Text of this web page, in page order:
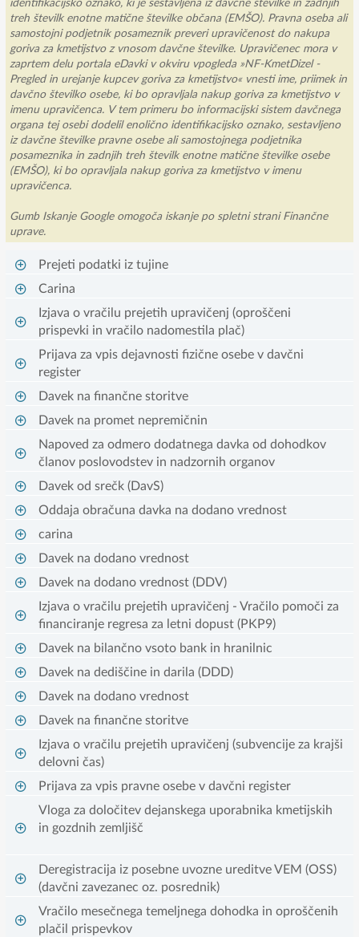
identifikacijsko oznako, ki je sestavljena iz davčne številke in zadnjih
treh številk enotne matične številke občana (EMŠO). Pravna oseba ali
samostojni podjetnik posameznik preveri upravičenost do nakupa
goriva za kmetijstvo z vnosom davčne številke. Upravičenec mora v
zaprtem delu portala eDavki v okviru vpogleda »NF-KmetDizel -
Pregled in urejanje kupcev goriva za kmetijstvo« vnesti ime, priimek in
davčno številko osebe, ki bo opravljala nakup goriva za kmetijstvo v
imenu upravičenca. V tem primeru bo informacijski sistem davčnega
organa tej osebi dodelil enolično identifikacijsko oznako, sestavljeno
iz davčne številke pravne osebe ali samostojnega podjetnika
posameznika in zadnjih treh številk enotne matične številke osebe
(EMŠO), ki bo opravljala nakup goriva za kmetijstvo v imenu
upravičenca.
Gumb Iskanje Google omogoča iskanje po spletni strani Finančne
uprave.
Prejeti podatki iz tujine
Carina
Izjava o vračilu prejetih upravičenj (oproščeni
prispevki in vračilo nadomestila plač)
Prijava za vpis dejavnosti fizične osebe v davčni
register
Davek na finančne storitve
Davek na promet nepremičnin
Napoved za odmero dodatnega davka od dohodkov
članov poslovodstev in nadzornih organov
Davek od srečk (DavS)
Oddaja obračuna davka na dodano vrednost
carina
Davek na dodano vrednost
Davek na dodano vrednost (DDV)
Izjava o vračilu prejetih upravičenj - Vračilo pomoči za
financiranje regresa za letni dopust (PKP9)
Davek na bilančno vsoto bank in hranilnic
Davek na dediščine in darila (DDD)
Davek na dodano vrednost
Davek na finančne storitve
Izjava o vračilu prejetih upravičenj (subvencije za krajši
delovni čas)
Prijava za vpis pravne osebe v davčni register
Vloga za določitev dejanskega uporabnika kmetijskih
in gozdnih zemljišč
Deregistracija iz posebne uvozne ureditve VEM (OSS)
(davčni zavezanec oz. posrednik)
Vračilo mesečnega temeljnega dohodka in oproščenih
plačil prispevkov